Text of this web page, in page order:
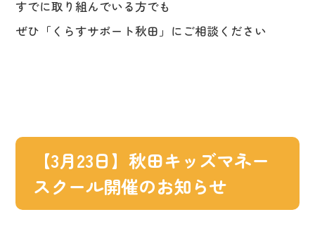
すでに取り組んでいる方でも
ぜひ「くらすサポート秋田」にご相談ください
【3月23日】秋田キッズマネー
スクール開催のお知らせ